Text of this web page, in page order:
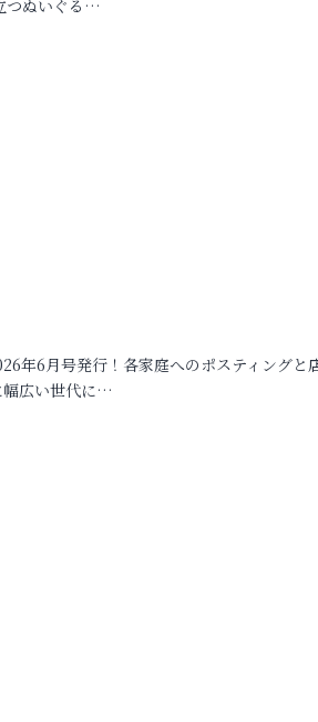
つぬいぐる…
年6月号発行！各家庭へのポスティングと
幅広い世代に…